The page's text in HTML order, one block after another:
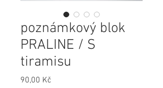
poznámkový blok
PRALINE / S
tiramisu
90,00 Kč